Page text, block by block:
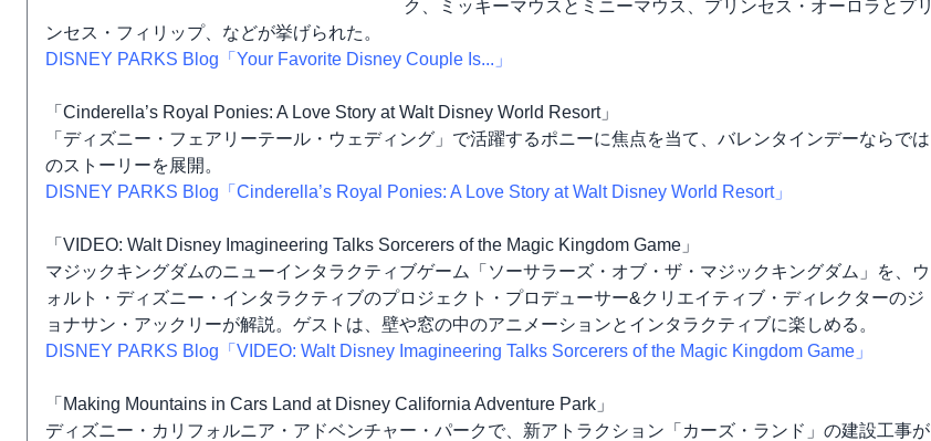
ク、ミッキーマウスとミニーマウス、プリンセス・オーロラとプリ
ンセス・フィリップ、などが挙げられた。
DISNEY PARKS Blog「Your Favorite Disney Couple Is...」
「Cinderella’s Royal Ponies: A Love Story at Walt Disney World Resort」
「ディズニー・フェアリーテール・ウェディング」で活躍するポニーに焦点を当て、バレンタインデーならでは
のストーリーを展開。
DISNEY PARKS Blog「Cinderella’s Royal Ponies: A Love Story at Walt Disney World Resort」
「VIDEO: Walt Disney Imagineering Talks Sorcerers of the Magic Kingdom Game」
マジックキングダムのニューインタラクティブゲーム「ソーサラーズ・オブ・ザ・マジックキングダム」を、ウ
ォルト・ディズニー・インタラクティブのプロジェクト・プロデューサー&クリエイティブ・ディレクターのジ
ョナサン・アックリーが解説。ゲストは、壁や窓の中のアニメーションとインタラクティブに楽しめる。
DISNEY PARKS Blog「VIDEO: Walt Disney Imagineering Talks Sorcerers of the Magic Kingdom Game」
「Making Mountains in Cars Land at Disney California Adventure Park」
ディズニー・カリフォルニア・アドベンチャー・パークで、新アトラクション「カーズ・ランド」の建設工事が